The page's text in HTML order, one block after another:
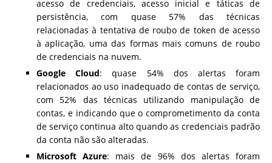
acesso de credenciais, acesso inicial e táticas de
persistência, com quase 57% das técnicas
relacionadas à tentativa de roubo de token de acesso
à aplicação, uma das formas mais comuns de roubo
de credenciais na nuvem.
Google Cloud: quase 54% dos alertas foram
relacionados ao uso inadequado de contas de serviço,
com 52% das técnicas utilizando manipulação de
contas, e indicando que o comprometimento da conta
de serviço continua alto quando as credenciais padrão
da conta não são alteradas.
Microsoft Azure: mais de 96% dos alertas foram